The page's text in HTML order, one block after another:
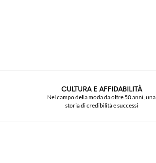
CULTURA E AFFIDABILITÀ
Nel campo della moda da oltre 50 anni, una
storia di credibilità e successi